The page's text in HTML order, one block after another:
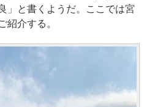
」と書くようだ。ここでは宮
紹介する。